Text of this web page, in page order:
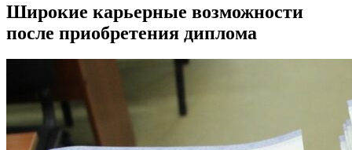
Широкие карьерные возможности
после приобретения диплома